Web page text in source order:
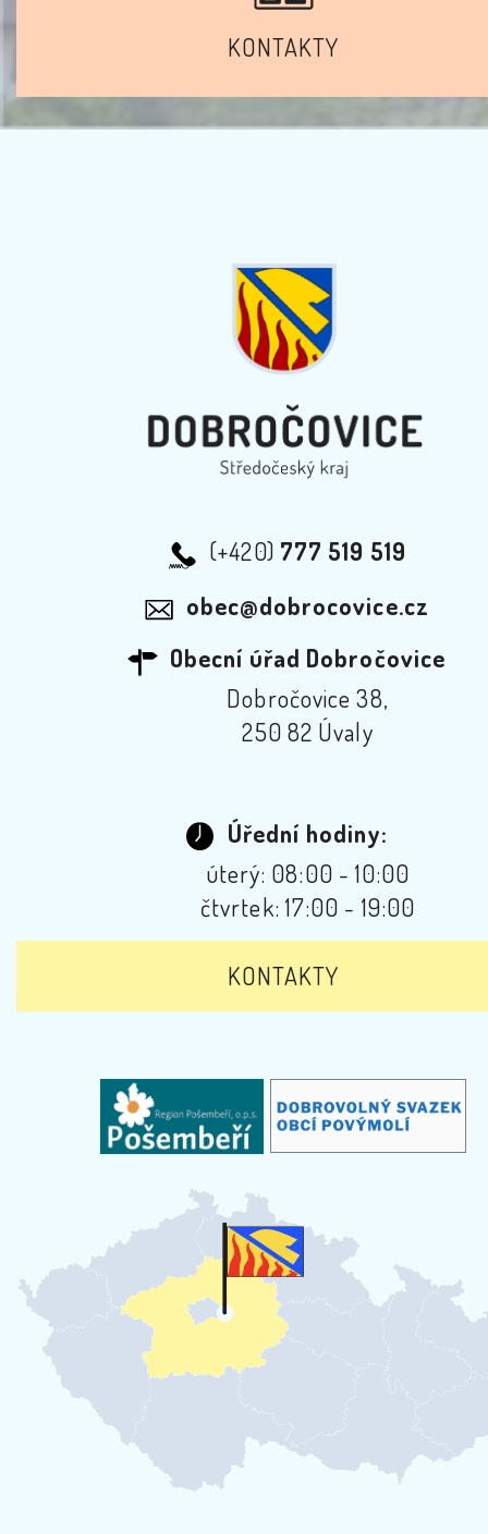
KONTAKTY
(+420) 777 519 519
obec@dobrocovice.cz
Obecní úřad Dobročovice
Dobročovice 38,
250 82 Úvaly
Úřední hodiny:
úterý: 08:00 - 10:00
čtvrtek: 17:00 - 19:00
KONTAKTY